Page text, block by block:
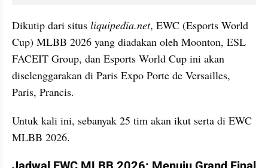
Dikutip dari situs liquipedia.net, EWC (Esports World
Cup) MLBB 2026 yang diadakan oleh Moonton, ESL
FACEIT Group, dan Esports World Cup ini akan
diselenggarakan di Paris Expo Porte de Versailles,
Paris, Prancis.
Untuk kali ini, sebanyak 25 tim akan ikut serta di EWC
MLBB 2026.